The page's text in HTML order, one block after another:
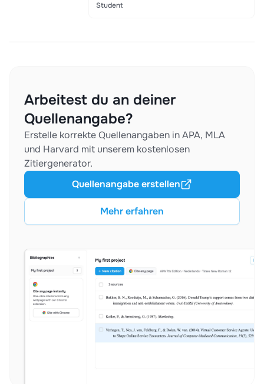
Student
Arbeitest du an deiner
Quellenangabe?
Erstelle korrekte Quellenangaben in APA, MLA
und Harvard mit unserem kostenlosen
Zitiergenerator.
Mehr erfahren
Quellenangabe erstellen